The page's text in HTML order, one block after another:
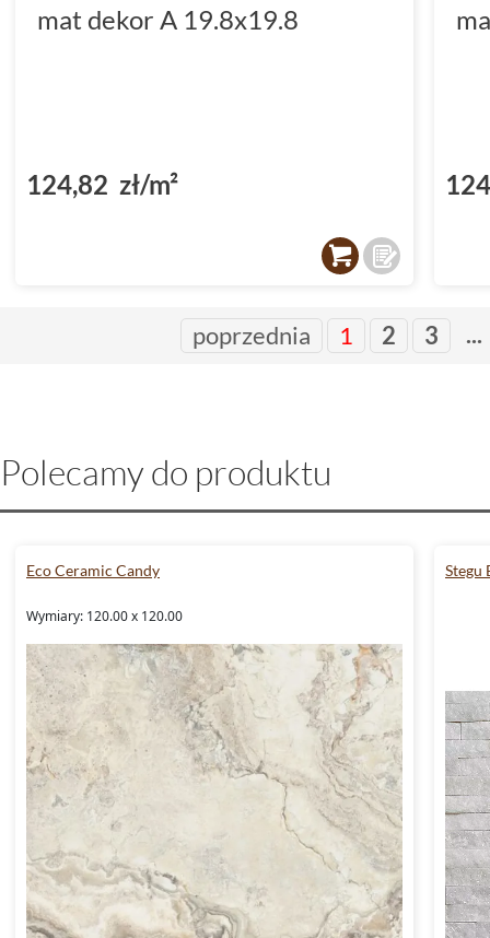
mat dekor A 19.8x19.8
124,82 zł/m²
poprzednia 1 2 3 ...
Polecamy do produktu
Eco Ceramic Candy
Wymiary: 120.00 x 120.00
Stegu